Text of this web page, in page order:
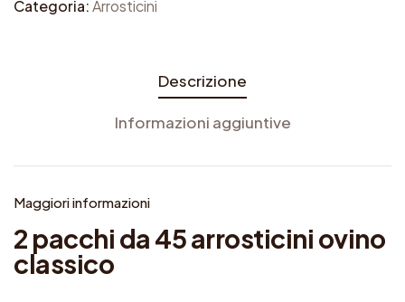
r
n
i
o
Categoria:Arrosticini
Descrizione
Informazioni aggiuntive
Maggiori informazioni
2 pacchi da 45 arrosticini ovino
classico